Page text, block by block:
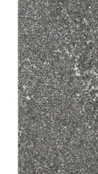
照明
内装用建材
ロートアイアン
メンテナンス・
横浜スマート
ム
修理お問い合
説明書・図面
お役立ち情報
ミラタップチ
自分らしい家
SUVACO
タ
イ
ル
屋
内
床・